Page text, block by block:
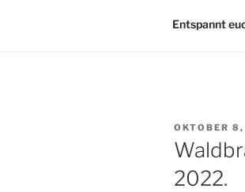
Entspannt
AM
OKTOBER
2022.